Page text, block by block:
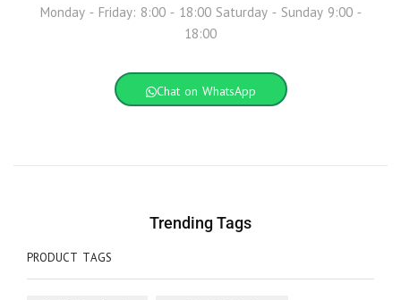
Monday - Friday: 8:00 - 18:00 Saturday - Sunday 9:00 -
18:00
Chat on WhatsApp
Trending Tags
PRODUCT TAGS